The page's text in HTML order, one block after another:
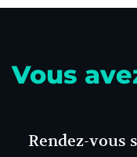
Vous
Rendez-vous